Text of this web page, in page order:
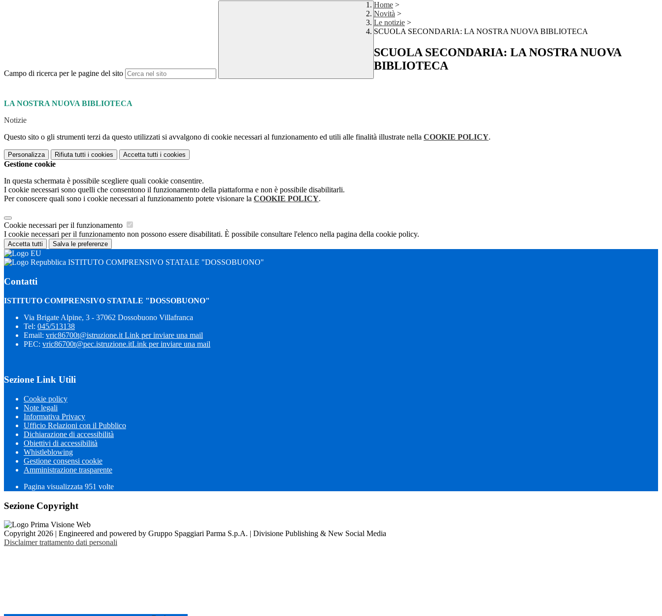
Campo di ricerca per le pagine del sito
Home >
Novità >
Le notizie >
SCUOLA SECONDARIA: LA NOSTRA NUOVA BIBLIOTECA
SCUOLA SECONDARIA: LA NOSTRA NUOVA
BIBLIOTECA
LA NOSTRA NUOVA BIBLIOTECA
Notizie
Questo sito o gli strumenti terzi da questo utilizzati si avvalgono di cookie necessari al funzionamento ed utili alle finalità illustrate nella COOKIE POLICY.
Personalizza Rifiuta tutti i cookies Accetta tutti i cookies
Gestione cookie
In questa schermata è possibile scegliere quali cookie consentire.
I cookie necessari sono quelli che consentono il funzionamento della piattaforma e non è possibile disabilitarli.
Per conoscere quali sono i cookie necessari al funzionamento potete visionare la COOKIE POLICY.
Cookie necessari per il funzionamento
I cookie necessari per il funzionamento non possono essere disabilitati. È possibile consultare l'elenco nella pagina della cookie policy.
Accetta tutti Salva le preferenze
ISTITUTO COMPRENSIVO STATALE "DOSSOBUONO"
Contatti
ISTITUTO COMPRENSIVO STATALE "DOSSOBUONO"
Via Brigate Alpine, 3 - 37062 Dossobuono Villafranca
Tel: 045/513138
Email: vric86700t@istruzione.it Link per inviare una mail
PEC: vric86700t@pec.istruzione.itLink per inviare una mail
Sezione Link Utili
Cookie policy
Note legali
Informativa Privacy
Ufficio Relazioni con il Pubblico
Dichiarazione di accessibilità
Obiettivi di accessibilità
Whistleblowing
Gestione consensi cookie
Amministrazione trasparente
Pagina visualizzata 951 volte
Sezione Copyright
Copyright 2026 | Engineered and powered by Gruppo Spaggiari Parma S.p.A. | Divisione Publishing & New Social Media
Disclaimer trattamento dati personali